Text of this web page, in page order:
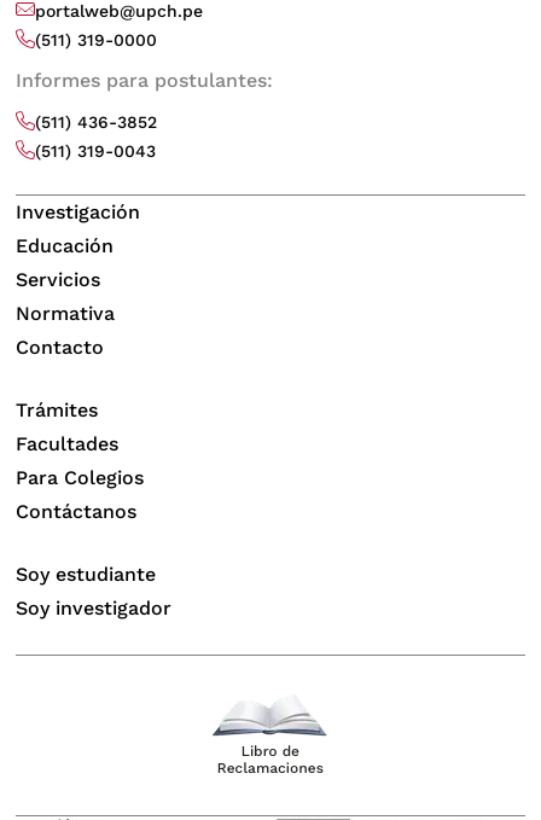
portalweb@upch.pe
(511) 319-0000
Informes para postulantes:
(511) 436-3852
(511) 319-0043
Investigación
Educación
Servicios
Normativa
Contacto
Trámites
Facultades
Para Colegios
Contáctanos
Soy estudiante
Soy investigador